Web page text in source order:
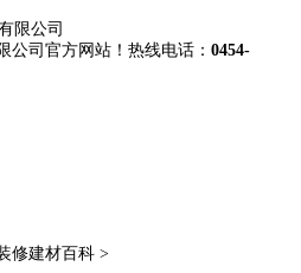
公司官方网站！热线电话： 0454-
修建材百科 >